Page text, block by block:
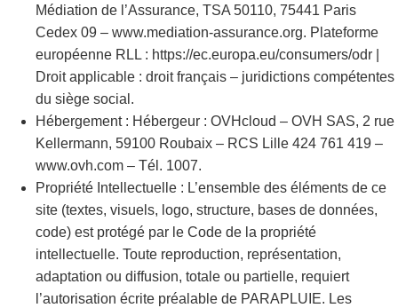
Médiation de l’Assurance, TSA 50110, 75441 Paris
Cedex 09 – www.mediation-assurance.org. Plateforme
européenne RLL : https://ec.europa.eu/consumers/odr |
Droit applicable : droit français – juridictions compétentes
du siège social.
Hébergement : Hébergeur : OVHcloud – OVH SAS, 2 rue
Kellermann, 59100 Roubaix – RCS Lille 424 761 419 –
www.ovh.com – Tél. 1007.
Propriété Intellectuelle : L’ensemble des éléments de ce
site (textes, visuels, logo, structure, bases de données,
code) est protégé par le Code de la propriété
intellectuelle. Toute reproduction, représentation,
adaptation ou diffusion, totale ou partielle, requiert
l’autorisation écrite préalable de PARAPLUIE. Les